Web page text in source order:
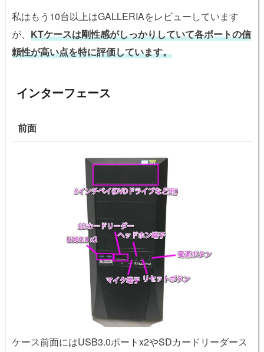
私はもう10台以上はGALLERIAをレビューしています
が、 KTケースは剛性感がしっかりしていて各ポートの信
頼性が高い点を特に評価しています。
インターフェース
前面
ケース前面にはUSB3.0ポートx2やSDカードリーダース